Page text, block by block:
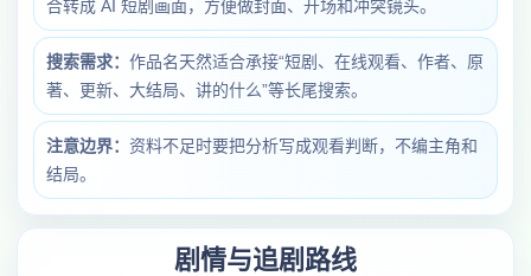
合转成 AI 短剧画面，方便做封面、开场和冲突镜头。
搜索需求： 作品名天然适合承接“短剧、在线观看、作者、原
著、更新、大结局、讲的什么”等长尾搜索。
注意边界： 资料不足时要把分析写成观看判断，不编主角和
结局。
剧情与追剧路线